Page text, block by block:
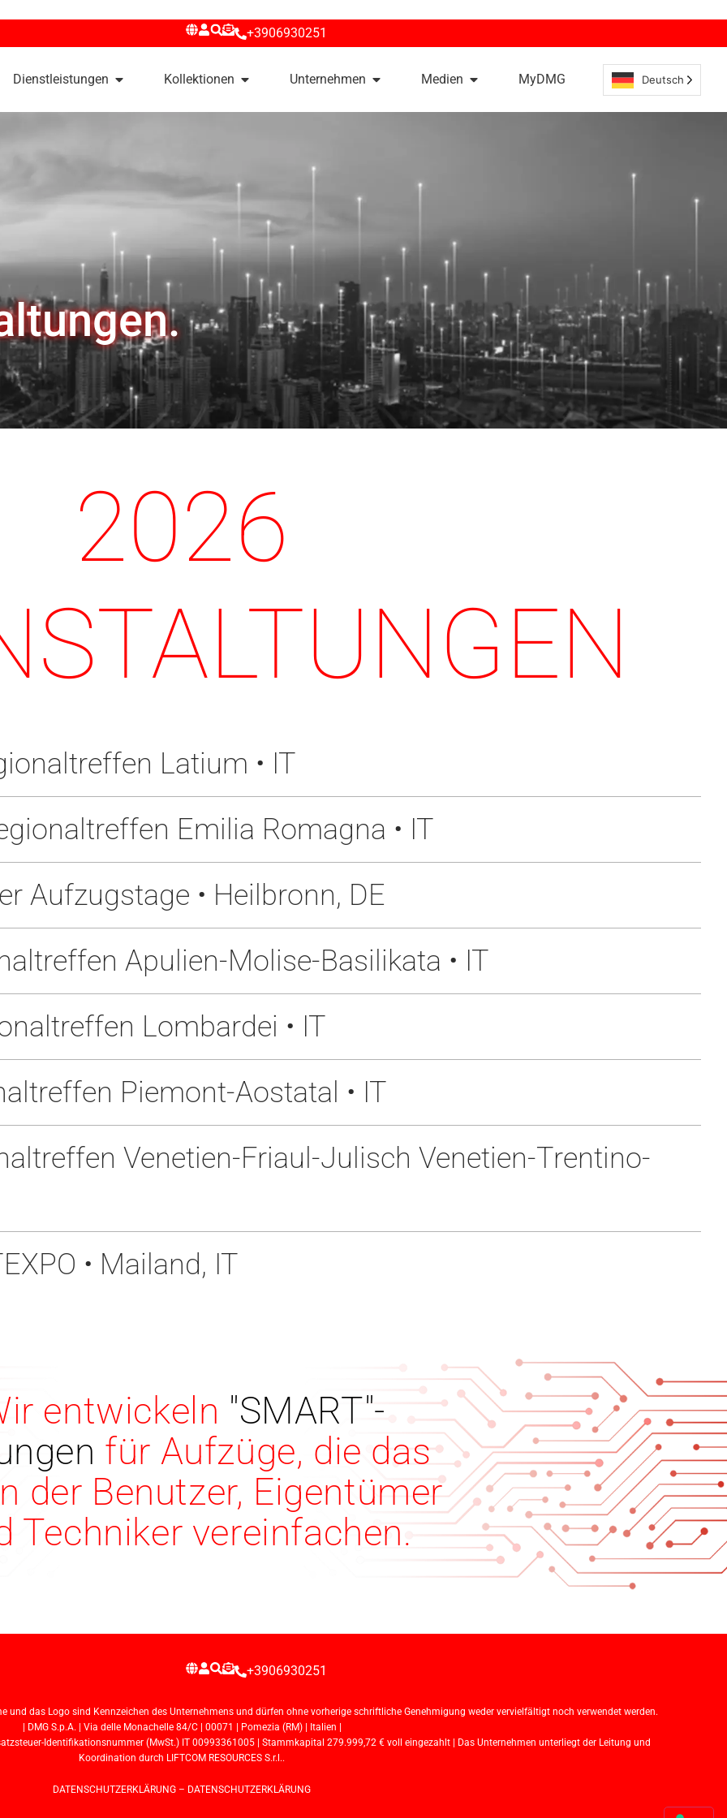
+3906930251
Dienstleistungen Kollektionen Unternehmen Medien MyDMG Deutsch
2026
Latium • IT
Emilia Romagna • IT
Aufzugstage • Heilbronn, DE
Apulien-Molise-Basilikata • IT
Lombardei • IT
Piemont-Aostatal • IT
Venetien-Friaul-Julisch Venetien-Trentino-
• Mailand, IT
entwickeln "SMART"-
für Aufzüge, die das
der Benutzer, Eigentümer
Techniker vereinfachen.
+3906930251
und das Logo sind Kennzeichen des Unternehmens und dürfen ohne vorherige schriftliche Genehmigung weder vervielfältigt noch verwendet werden.
| DMG S.p.A. | Via delle Monachelle 84/C | 00071 | Pomezia (RM) | Italien |
Identifikationsnummer (MwSt.) IT 00993361005 | Stammkapital 279.999,72 € voll eingezahlt | Das Unternehmen unterliegt der Leitung und
Koordination durch LIFTCOM RESOURCES S.r.l..
DATENSCHUTZERKLÄRUNG – DATENSCHUTZERKLÄRUNG